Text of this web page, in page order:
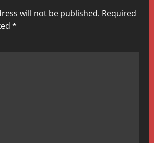
will not be published. Required
*